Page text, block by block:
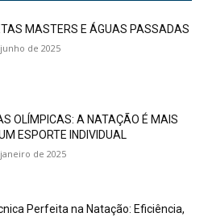
MASTERS E ÁGUAS PASSADAS
de 2025
OLÍMPICAS: A NATAÇÃO É MAIS
ESPORTE INDIVIDUAL
de 2025
Perfeita na Natação: Eficiência,